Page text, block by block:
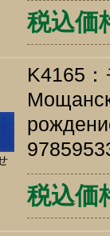
税込
K4165
税込価